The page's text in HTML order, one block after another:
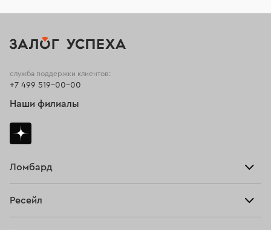
Ломбард
Ресейл
служба поддержки клиентов:
+7 499 519-00-00
Наши филиалы